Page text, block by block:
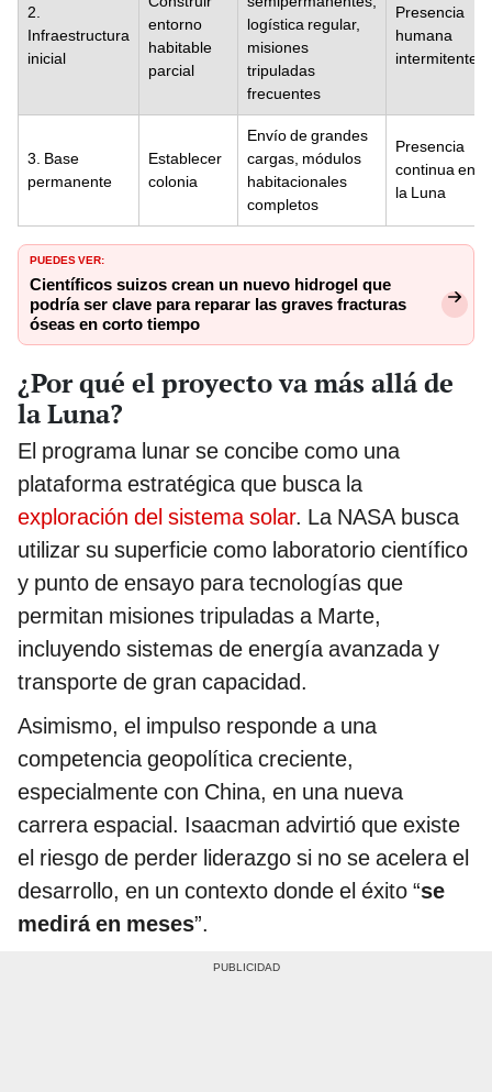
2.
Infraestructura
inicial
entorno
habitable
parcial
logística regular,
misiones
tripuladas
frecuentes
Presencia
humana
intermitente
3. Base
permanente
Establecer
colonia
Envío de grandes
cargas, módulos
habitacionales
completos
Presencia
continua en
la Luna
PUEDES VER:
Científicos suizos crean un nuevo hidrogel que
podría ser clave para reparar las graves fracturas
óseas en corto tiempo
¿Por qué el proyecto va más allá de
la Luna?
El programa lunar se concibe como una
plataforma estratégica que busca la
exploración del sistema solar. La NASA busca
utilizar su superficie como laboratorio científico
y punto de ensayo para tecnologías que
permitan misiones tripuladas a Marte,
incluyendo sistemas de energía avanzada y
transporte de gran capacidad.
Asimismo, el impulso responde a una
competencia geopolítica creciente,
especialmente con China, en una nueva
carrera espacial. Isaacman advirtió que existe
el riesgo de perder liderazgo si no se acelera el
desarrollo, en un contexto donde el éxito “se
medirá en meses”.